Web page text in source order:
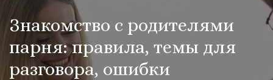
Знакомство с родителями
парня: правила, темы для
разговора, ошибки